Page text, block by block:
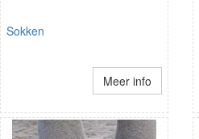
Sokken
Meer info